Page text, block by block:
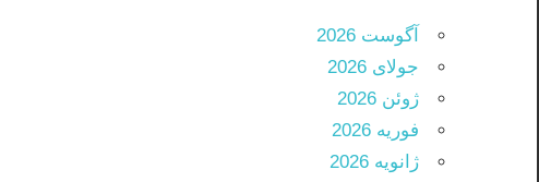
آگوست 2026
جولای 2026
ژوئن 2026
فوریه 2026
ژانویه 2026